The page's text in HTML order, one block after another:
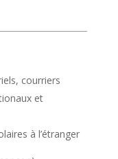
courriers
et
à l’étranger